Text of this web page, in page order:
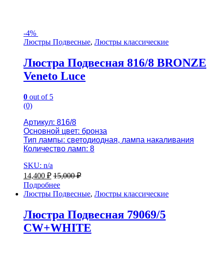
-4%
Люстры Подвесные, Люстры классические
Люстра Подвесная 816/8 BRONZE
Veneto Luce
0 out of 5
(0)
Артикул: 816/8
Основной цвет: бронза
Тип лампы: светодиодная, лампа накаливания
Количество ламп: 8
SKU: n/a
14,400 ₽ 15,000₽
Подробнее
Люстры Подвесные, Люстры классические
Люстра Подвесная 79069/5
CW+WHITE